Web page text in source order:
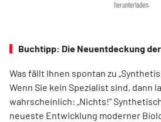
herunterladen.
Buchtipp: Die Neuentdeckung
Was fällt Ihnen spontan zu
Wenn Sie kein Spezia­list sind, dann
wahrscheinlich: „Nichts!“
neueste Entwicklung moderner